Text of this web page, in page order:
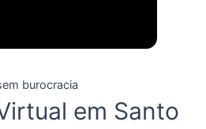
burocracia
em Santo